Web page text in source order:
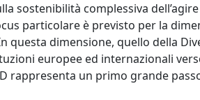
sostenibilità complessiva
particolare è previsto per la
questa dimensione, quello della
europee ed internazionali
rappresenta un primo grande